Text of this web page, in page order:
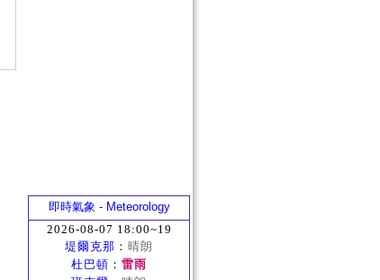
即時氣象 - Meteorology
2026-08-07 18:00~19
堤爾克那 ： 晴朗
杜巴頓 ： 雷雨